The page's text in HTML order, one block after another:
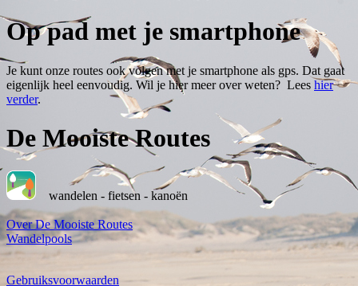
Op pad met je smartphone
Je kunt onze routes ook volgen met je smartphone als gps. Dat gaat
eigenlijk heel eenvoudig. Wil je hier meer over weten? Lees hier
verder.
De Mooiste Routes
wandelen - fietsen - kanoën
Over De Mooiste Routes
Wandelpools
Gebruiksvoorwaarden